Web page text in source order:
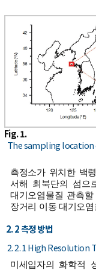
Fig. 1.
The sampling location
측정소가 위치한 백
서해 최북단의 섬으
대기오염물질 관측
장거리 이동 대기오
2. 2 측정 방법
2. 2. 1 High Resolution
미세입자의 화학적